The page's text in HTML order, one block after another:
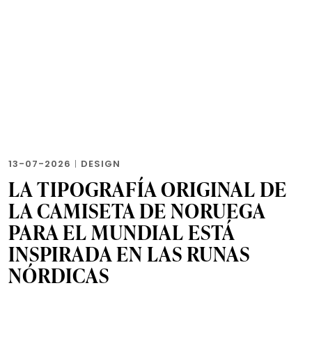
13-07-2026 | DESIGN
LA TIPOGRAFÍA ORIGINAL DE
LA CAMISETA DE NORUEGA
PARA EL MUNDIAL ESTÁ
INSPIRADA EN LAS RUNAS
NÓRDICAS